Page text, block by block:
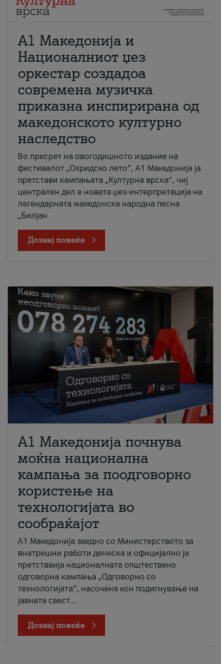
А1 Македонија и
Националниот џез
оркестар создадоа
современа музичка
приказна инспирирана од
македонското културно
наследство
Во пресрет на овогодишното издание на
фестивалот „Охридско лето“, А1 Македонија ја
претстави кампањата „Културна врска“, чиј
централен дел е новата џез-интерпретација на
легендарната македонска народна песна
„Билјан
Дознај повеќе
A1 Македонија почнува
моќна национална
кампања за поодговорно
користење на
технологијата во
сообраќајот
A1 Македонија заедно со Министерството за
внатрешни работи денеска и официјално ја
претставија националната општествено
одговорна кампања „Одговорно со
технологијата“, насочена кон подигнување на
јавната свест...
Дознај повеќе